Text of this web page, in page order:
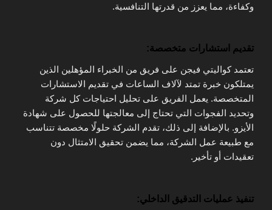
وكفاءة، مما يعزز من قدرتها التنافسية.
تقديم استشارات متخصصة:
تعتمد كواليتي فيجن على فريق من الخبراء المؤهلين الذين
يمتلكون خبرة تمتد لآلاف الساعات في تقديم الاستشارات
المتخصصة. يعمل الفريق على تحليل احتياجات كل شركة
وتحديد الفجوات التي تحتاج إلى معالجتها للحصول على شهادة
الأيزو. بالإضافة إلى ذلك، تقدم الشركة حلولًا مخصصة تتناسب
مع طبيعة عمل الشركة، مما يضمن تحقيق الامتثال دون
تعقيدات أو تأخير.
تنفيذ عمليات التدقيق الداخلي: